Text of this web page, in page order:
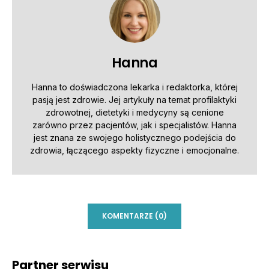
Hanna
Hanna to doświadczona lekarka i redaktorka, której
pasją jest zdrowie. Jej artykuły na temat profilaktyki
zdrowotnej, dietetyki i medycyny są cenione
zarówno przez pacjentów, jak i specjalistów. Hanna
jest znana ze swojego holistycznego podejścia do
zdrowia, łączącego aspekty fizyczne i emocjonalne.
KOMENTARZE (0)
Partner serwisu